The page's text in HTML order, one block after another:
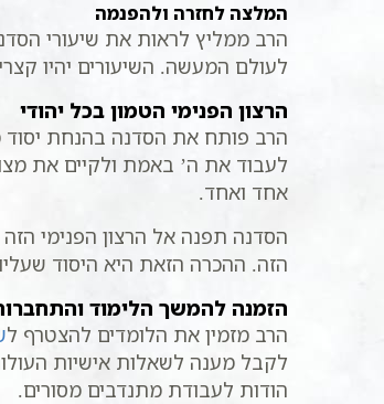
המלצה לחזרה ולהפנמה
הרב ממליץ לראות את שיעורי
לעולם המעשה. השיעורים יהיו
הרצון הפנימי הטמון בכל יהודי
הרב פותח את הסדנה בהנחת יסוד
לעבוד את ה’ באמת ולקיים את
אחד ואחד.
הסדנה תפנה אל הרצון הפנימי
הזה. ההכרה הזאת היא היסוד
הזמנה להמשך הלימוד
הרב מזמין את הלומדים להצטרף ל
לקבל מענה לשאלות אישיות
הודות לעבודת מתנדבים מסורים.